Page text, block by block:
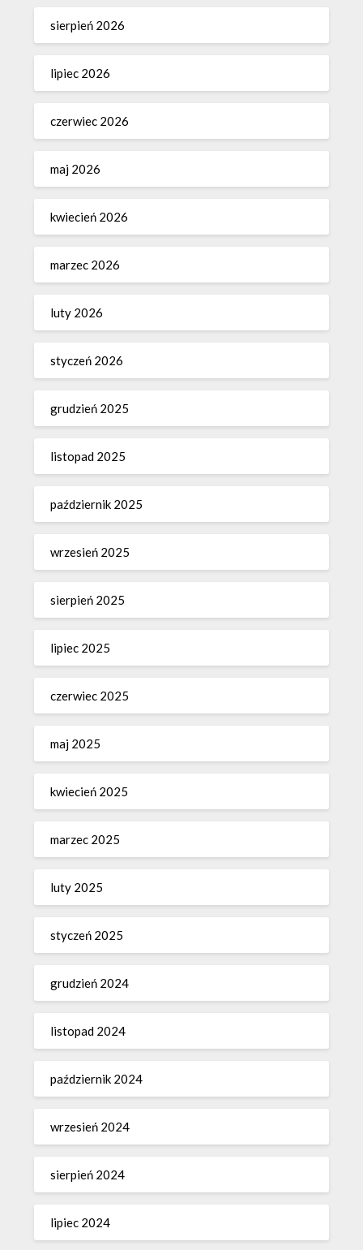
sierpień 2026
lipiec 2026
czerwiec 2026
maj 2026
kwiecień 2026
marzec 2026
luty 2026
styczeń 2026
grudzień 2025
listopad 2025
październik 2025
wrzesień 2025
sierpień 2025
lipiec 2025
czerwiec 2025
maj 2025
kwiecień 2025
marzec 2025
luty 2025
styczeń 2025
grudzień 2024
listopad 2024
październik 2024
wrzesień 2024
sierpień 2024
lipiec 2024